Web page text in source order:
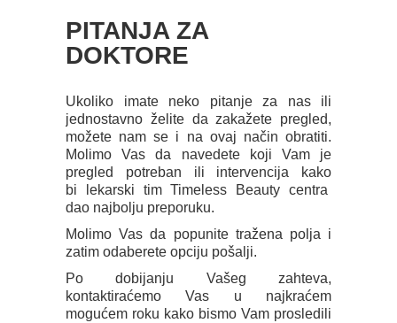
PITANJA ZA
DOKTORE
Ukoliko imate neko pitanje za nas ili
jednostavno želite da zakažete pregled,
možete nam se i na ovaj način obratiti.
Molimo Vas da navedete koji Vam je
pregled potreban ili intervencija kako
bi lekarski tim Timeless Beauty centra
dao najbolju preporuku.
Molimo Vas da popunite tražena polja i
zatim odaberete opciju pošalji.
Po dobijanju Vašeg zahteva,
kontaktiraćemo Vas u najkraćem
mogućem roku kako bismo Vam prosledili